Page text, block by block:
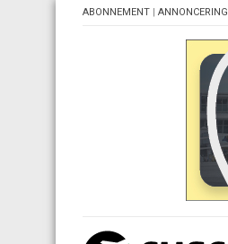
ABONNEMENT | ANNONCERING